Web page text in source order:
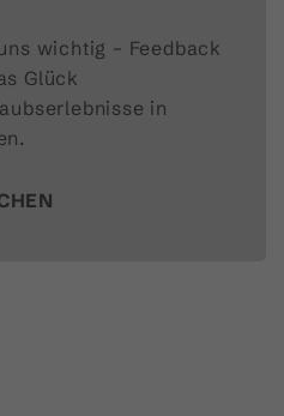
wichtig – Feedback
Glück
in